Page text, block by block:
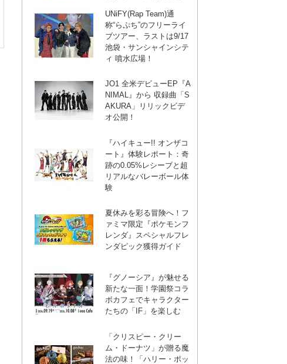
UNiFY(Rap Team)通
称“らぷち”のフリーライ
ブツアー、ラストは9/17
池袋・サンシャインシテ
ィ 噴水広場！
JO1 全米デビューEP『A
NIMAL』から 収録曲「S
AKURA」リリックビデ
オ公開！
『ハイキュー!! オンザコ
ート』体験レポート：奇
跡の0.05%レシーブと超
リアルなバレーボール体
験
夏休みを彩る冒険へ！フ
ァミマ限定『ポケモンフ
レンダ』スペシャルフレ
ンダピック獲得ガイド
『グノーシア』が魅せる
新たな一面！学園祭コラ
ボカフェでキャラクター
たちの「IF」を楽しむ
「クリスピー・クリー
ム・ドーナツ」が贈る魔
法の味！「ハリー・ポッ